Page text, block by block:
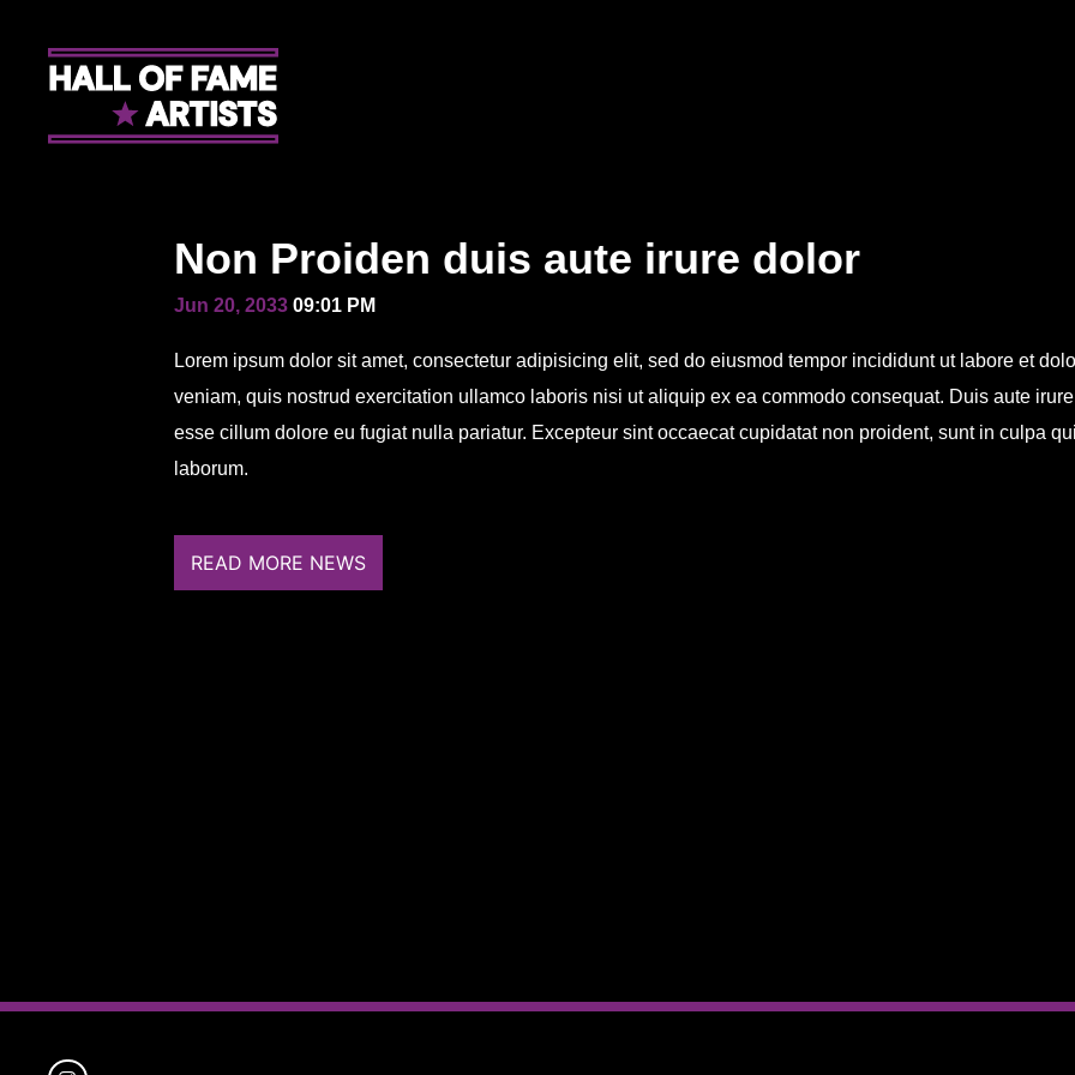
Non Proiden duis aute irure dolor
Jun 20, 203309:01 PM
Lorem ipsum dolor sit amet, consectetur adipisicing elit, sed do eiusmod tempor incididunt ut labore et
veniam, quis nostrud exercitation ullamco laboris nisi ut aliquip ex ea commodo consequat. Duis aute
esse cillum dolore eu fugiat nulla pariatur. Excepteur sint occaecat cupidatat non proident, sunt in culpa
laborum.
READ MORE NEWS